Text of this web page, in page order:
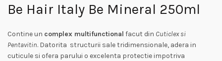
Be Hair Italy Be Mineral 250ml
Contine un complex multifunctional facut din Cuticlex si
Pentavitin. Datorita structurii sale tridimensionale, adera in
cuticule si ofera parului o excelenta protectie impotriva